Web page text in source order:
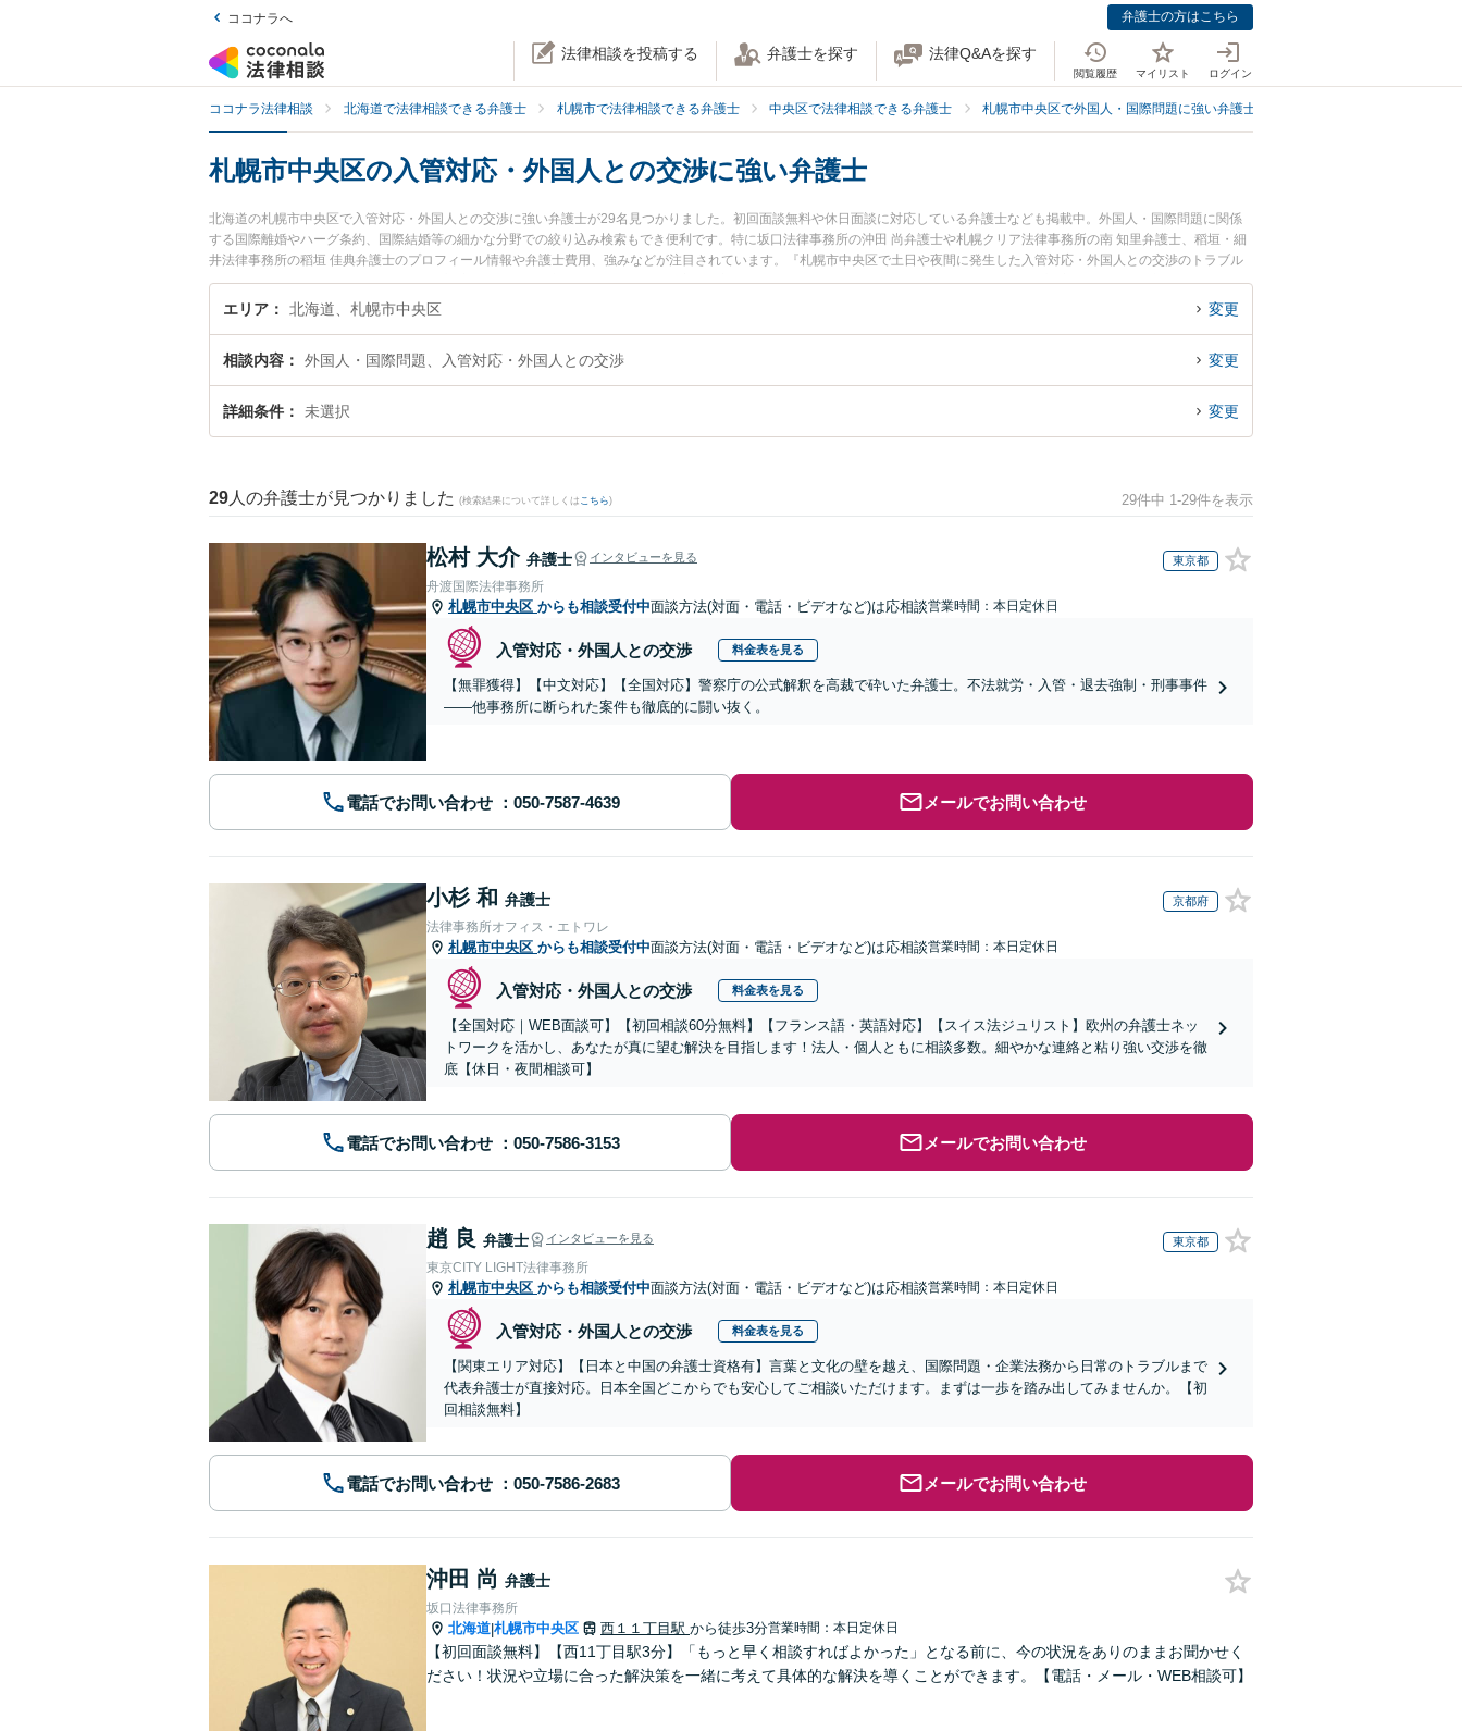
ココナラへ 弁護士の方はこちら
法律相談を投稿する 弁護士を探す 法律Q&Aを探す
閲覧履歴 マイリスト ログイン
ココナラ法律相談 北海道で法律相談できる弁護士 札幌市で法律相談できる弁護士 中央区で法律相談できる弁護士 札幌市中央区で外国人・国際問題に強い弁護士
札幌市中央区の入管対応・外国人との交渉に強い弁護士
北海道の札幌市中央区で入管対応・外国人との交渉に強い弁護士が29名見つかりました。初回面談無料や休日面談に対応している弁護士なども掲載中。外国人・国際問題に関係
する国際離婚やハーグ条約、国際結婚等の細かな分野での絞り込み検索もでき便利です。特に坂口法律事務所の沖田 尚弁護士や札幌クリア法律事務所の南 知里弁護士、稻垣・細
井法律事務所の稻垣 佳典弁護士のプロフィール情報や弁護士費用、強みなどが注目されています。『札幌市中央区で土日や夜間に発生した入管対応・外国人との交渉のトラブル
を今すぐに弁護士に相談したい』『入管対応・外国人との交渉のトラブル解決の実績豊富な近くの弁護士を検索したい』『初回相談無料で入管対応・外国人との交渉を法律相談で
きる札幌市中央区内の弁護士に相談予約したい』などでお困りの相談者さんにおすすめです。
エリア 北海道、札幌市中央区 変更
相談内容 外国人・国際問題、入管対応・外国人との交渉 変更
詳細条件 未選択 変更
29 人の弁護士が見つかりました (検索結果について詳しくは こちら) 29件中 1-29件を表示
松村 大介 弁護士 インタビューを見る 東京都
舟渡国際法律事務所
札幌市中央区 からも相談受付中面談方法(対面・電話・ビデオなど)は応相談営業時間：本日定休日
入管対応・外国人との交渉 料金表を見る
【無罪獲得】【中文対応】【全国対応】警察庁の公式解釈を高裁で砕いた弁護士。不法就労・入管・退去強制・刑事事件
——他事務所に断られた案件も徹底的に闘い抜く。
電話でお問い合わせ メールでお問い合わせ
小杉 和 弁護士 京都府
法律事務所オフィス・エトワレ
札幌市中央区 からも相談受付中面談方法(対面・電話・ビデオなど)は応相談営業時間：本日定休日
入管対応・外国人との交渉 料金表を見る
【全国対応｜WEB面談可】【初回相談60分無料】【フランス語・英語対応】【スイス法ジュリスト】欧州の弁護士ネッ
トワークを活かし、あなたが真に望む解決を目指します！法人・個人ともに相談多数。細やかな連絡と粘り強い交渉を徹
底【休日・夜間相談可】
電話でお問い合わせ メールでお問い合わせ
趙 良 弁護士 インタビューを見る 東京都
東京CITY LIGHT法律事務所
札幌市中央区 からも相談受付中面談方法(対面・電話・ビデオなど)は応相談営業時間：本日定休日
入管対応・外国人との交渉 料金表を見る
【関東エリア対応】【日本と中国の弁護士資格有】言葉と文化の壁を越え、国際問題・企業法務から日常のトラブルまで
代表弁護士が直接対応。日本全国どこからでも安心してご相談いただけます。まずは一歩を踏み出してみませんか。【初
回相談無料】
電話でお問い合わせ メールでお問い合わせ
沖田 尚 弁護士
坂口法律事務所
北海道|札幌市中央区 西１１丁目駅 から徒歩3分営業時間：本日定休日
【初回面談無料】【西11丁目駅3分】「もっと早く相談すればよかった」となる前に、今の状況をありのままお聞かせく
ださい！状況や立場に合った解決策を一緒に考えて具体的な解決を導くことができます。【電話・メール・WEB相談可】